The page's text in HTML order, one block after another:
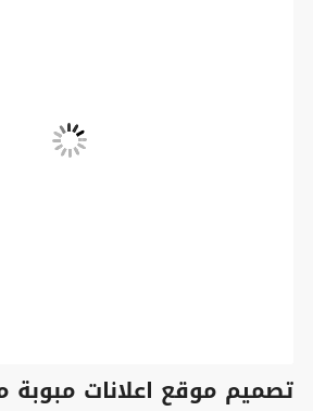
تصميم موقع اعلانات